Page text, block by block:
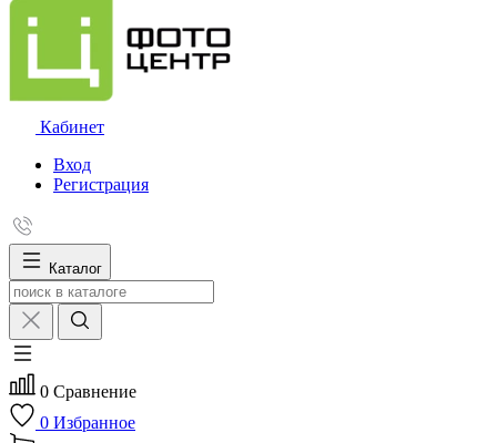
Кабинет
Вход
Регистрация
Каталог
0 Сравнение
0 Избранное